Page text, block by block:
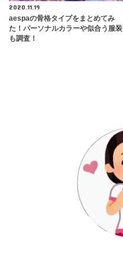
2020.11.19
​aespaの骨格タイプをまとめてみ
た！パーソナルカラーや似合う服装
も調査！